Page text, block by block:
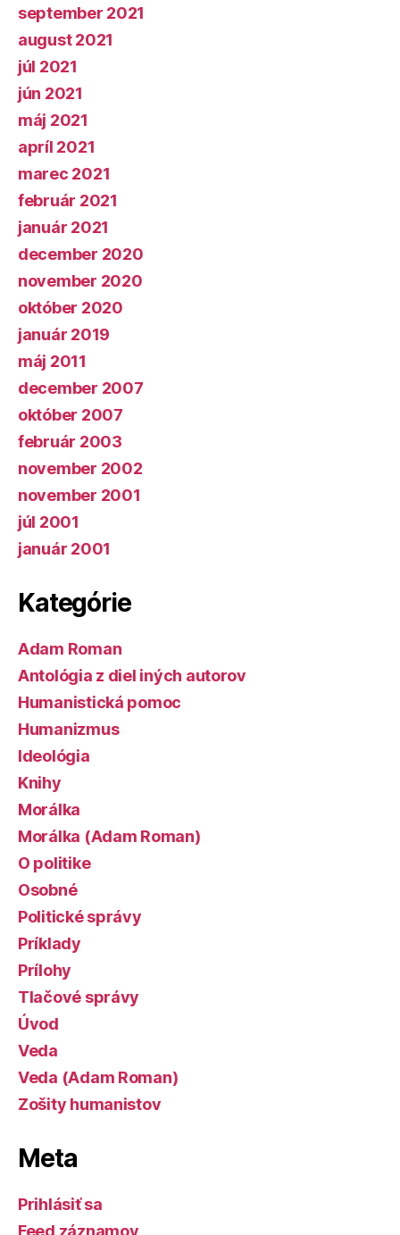
september 2021
august 2021
júl 2021
jún 2021
máj 2021
apríl 2021
marec 2021
február 2021
január 2021
december 2020
november 2020
október 2020
január 2019
máj 2011
december 2007
október 2007
február 2003
november 2002
november 2001
júl 2001
január 2001
Kategórie
Adam Roman
Antológia z diel iných autorov
Humanistická pomoc
Humanizmus
Ideológia
Knihy
Morálka
Morálka (Adam Roman)
O politike
Osobné
Politické správy
Príklady
Prílohy
Tlačové správy
Úvod
Veda
Veda (Adam Roman)
Zošity humanistov
Meta
Prihlásiť sa
Feed záznamov